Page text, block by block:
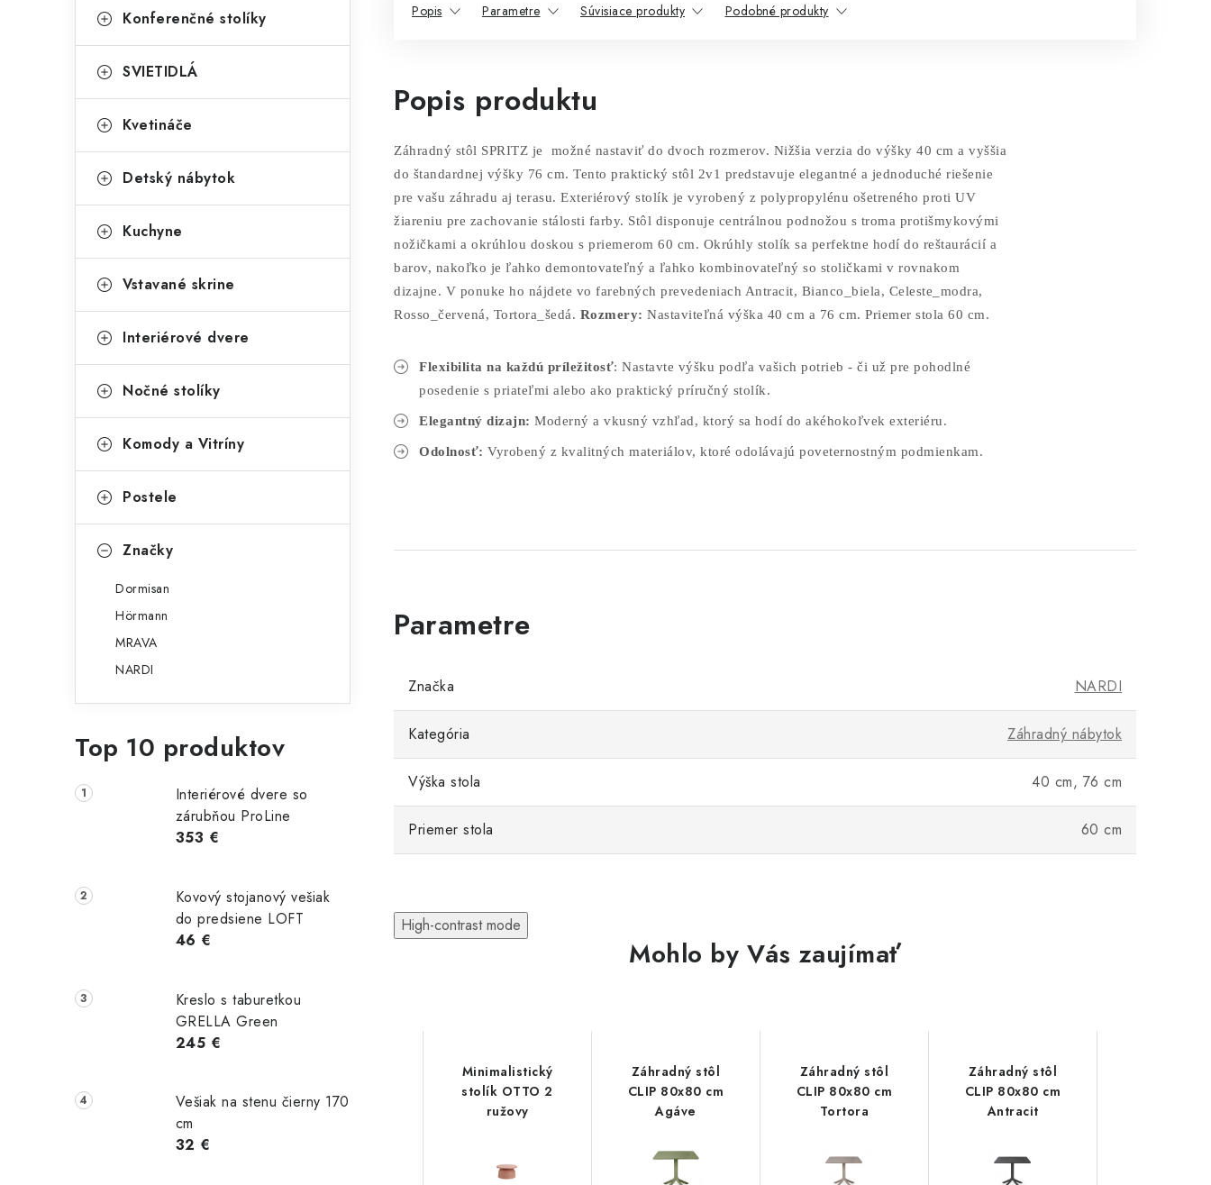
Konferenčné stolíky
SVIETIDLÁ
Kvetináče
Detský nábytok
Kuchyne
Vstavané skrine
Interiérové dvere
Nočné stolíky
Komody a Vitríny
Postele
Značky
Dormisan
Hörmann
MRAVA
NARDI
Top 10 produktov
Interiérové dvere so
zárubňou ProLine
353 €
Kovový stojanový vešiak
do predsiene LOFT
46 €
Kreslo s taburetkou
GRELLA Green
245 €
Vešiak na stenu čierny 170
cm
32 €
Popis Parametre Súvisiace produkty Podobné produkty
Popis produktu
Záhradný stôl SPRITZ je možné nastaviť do dvoch rozmerov. Nižšia verzia do výšky 40 cm a vyššia
do štandardnej výšky 76 cm. Tento praktický stôl 2v1 predstavuje elegantné a jednoduché riešenie
pre vašu záhradu aj terasu. Exteriérový stolík je vyrobený z polypropylénu ošetreného proti UV
žiareniu pre zachovanie stálosti farby. Stôl disponuje centrálnou podnožou s troma protišmykovými
nožičkami a okrúhlou doskou s priemerom 60 cm. Okrúhly stolík sa perfektne hodí do reštaurácií a
barov, nakoľko je ľahko demontovateľný a ľahko kombinovateľný so stoličkami v rovnakom
dizajne. V ponuke ho nájdete vo farebných prevedeniach Antracit, Bianco_biela, Celeste_modra,
Rosso_červená, Tortora_šedá. Rozmery: Nastaviteľná výška 40 cm a 76 cm. Priemer stola 60 cm.
Flexibilita na každú príležitosť: Nastavte výšku podľa vašich potrieb - či už pre pohodlné
posedenie s priateľmi alebo ako praktický príručný stolík.
Elegantný dizajn: Moderný a vkusný vzhľad, ktorý sa hodí do akéhokoľvek exteriéru.
Odolnosť: Vyrobený z kvalitných materiálov, ktoré odolávajú poveternostným podmienkam.
Značka NARDI
Kategória Záhradný nábytok
Výška stola 40 cm, 76 cm
Priemer stola 60 cm
High-contrast mode
Mohlo by Vás zaujímať
MOBIL 70x70
okrúhly stôl s
kamennou
Minimalistický
stolík OTTO 2
ružovy
Záhradný stôl
CLIP 80x80 cm
Agáve
Záhradný stôl
CLIP 80x80 cm
Tortora
Záhradný stôl
CLIP 80x80 cm
Antracit